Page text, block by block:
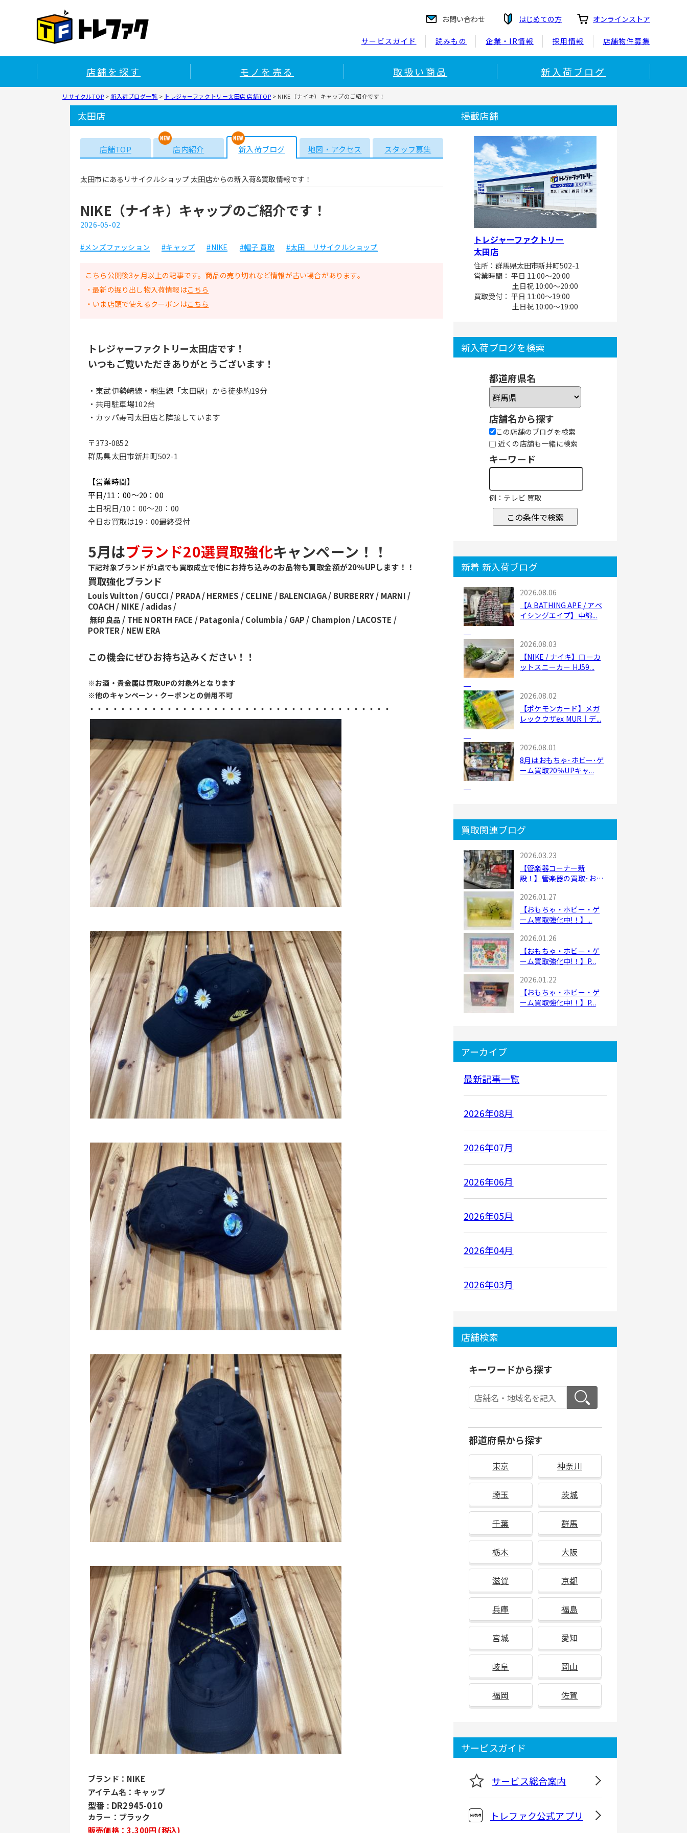
お問い合わせ はじめての方 オンラインストア
サービスガイド 読みもの 企業・IR情報 採用情報 店舗物件募集
店舗を探す モノを売る 取扱い商品 新入荷ブログ
リサイクルTOP >新入荷ブログ一覧 > トレジャーファクトリー太田店 店舗TOP > NIKE（ナイキ）キャップのご紹介です！
太田店
店舗TOP 店内紹介 新入荷ブログ 地図・アクセス スタッフ募集
太田市にあるリサイクルショップ 太田店からの新入荷&買取情報です！
NIKE（ナイキ）キャップのご紹介です！
2026-05-02
#メンズファッション #キャップ #NIKE #帽子 買取 #太田 リサイクルショップ
こちら公開後3ヶ月以上の記事です。商品の売り切れなど情報が古い場合があります。
・最新の掘り出し物入荷情報はこちら
・いま店頭で使えるクーポンはこちら
トレジャーファクトリー太田店です！
いつもご覧いただきありがとうございます！
・東武伊勢崎線・桐生線「太田駅」から徒歩約19分
・共用駐車場102台
・カッパ寿司太田店と隣接しています
〒373-0852
群馬県太田市新井町502-1
【営業時間】
平日/11：00～20：00
土日祝日/10：00～20：00
全日お買取は19：00最終受付
5月はブランド20選買取強化キャンペーン！！
下記対象ブランドが1点でも買取成立で他にお持ち込みのお品物も買取金額が20％UPします！！
買取強化ブランド
Louis Vuitton / GUCCI / PRADA / HERMES / CELINE / BALENCIAGA / BURBERRY / MARNI /
COACH / NIKE / adidas /
PORTER / NEW ERA
この機会にぜひお持ち込みください！！
※お酒・貴金属は買取UPの対象外となります
※他のキャンペーン・クーポンとの併用不可
・・・・・・・・・・・・・・・・・・・・・・・・・・・・・・・・・・・・・・・
ブランド：NIKE
アイテム名：キャップ
型番 : DR2945-010
カラー：ブラック
販売価格：3,300円 (税込)
掲載店舗
トレジャーファクトリー
太田店
住所：群馬県太田市新井町502-1
営業時間： 平日 11:00～20:00
土日祝 10:00～20:00
買取受付： 平日 11:00～19:00
土日祝 10:00～19:00
新入荷ブログを検索
都道府県名
店舗名から探す
この店舗のブログを検索
近くの店舗も一緒に検索
キーワード
例：テレビ 買取
この条件で検索
新着 新入荷ブログ
2026.08.06
【A BATHING APE / アベ
イシングエイプ】中綿...
2026.08.03
【NIKE / ナイキ】ローカ
ットスニーカー HJ59...
2026.08.02
【ポケモンカード】メガ
レックウザex MUR｜デ...
2026.08.01
8月はおもちゃ･ホビー･ゲ
ーム買取20％UPキャ...
買取関連ブログ
2026.03.23
【管楽器コーナー新
設！】管楽器の買取･お
2026.01.27
【おもちゃ・ホビー・ゲ
ーム買取強化中!！】...
2026.01.26
【おもちゃ・ホビー・ゲ
ーム買取強化中!！】P...
2026.01.22
【おもちゃ・ホビー・ゲ
ーム買取強化中!！】P...
アーカイブ
最新記事一覧
2026年08月
2026年07月
2026年06月
2026年05月
2026年04月
2026年03月
店舗検索
キーワードから探す
都道府県から探す
東京 神奈川
埼玉 茨城
千葉 群馬
栃木 大阪
滋賀 京都
兵庫 福島
宮城 愛知
岐阜 岡山
福岡 佐賀
サービスガイド
サービス総合案内
トレファク公式アプリ